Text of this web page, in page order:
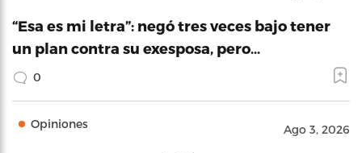
“Esa es mi letra”: negó tres veces bajo tener
un plan contra su exesposa, pero…
0
Opiniones Ago 3, 2026